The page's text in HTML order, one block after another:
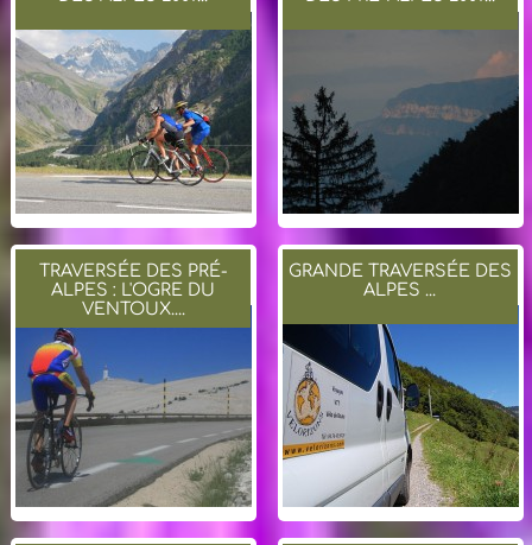
TRAVERSÉE DES PRÉ-
ALPES : L'OGRE DU
VENTOUX....
GRANDE TRAVERSÉE DES
ALPES ...